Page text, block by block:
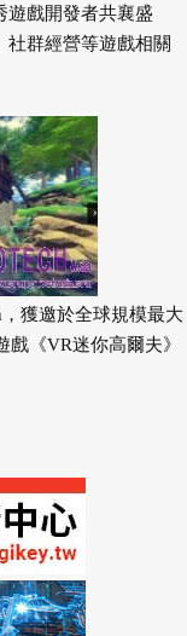
遊戲開發者共襄盛
社群經營等遊戲相關
獲邀於全球規模最大
戲《VR迷你高爾夫》